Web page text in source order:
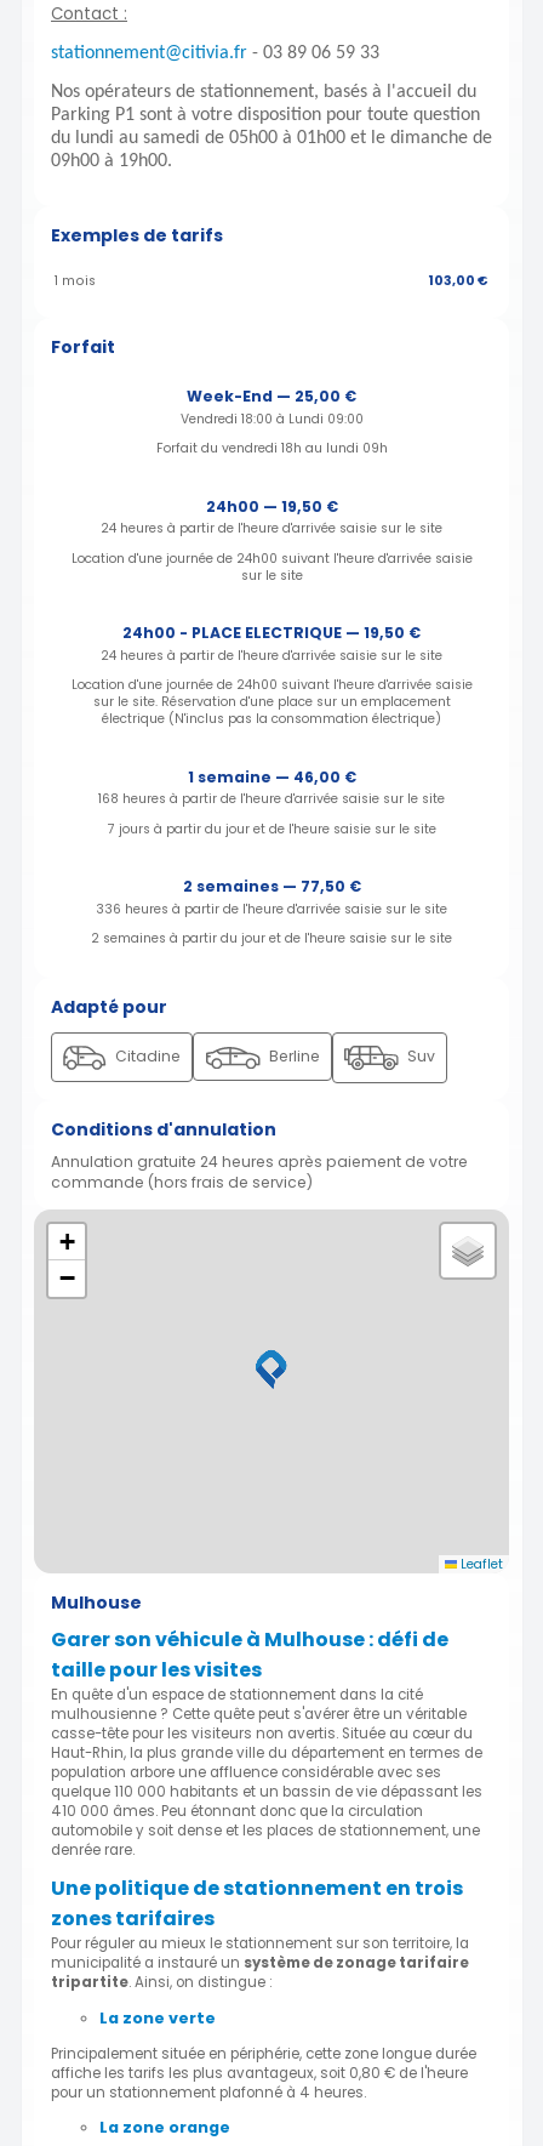
Contact :
stationnement@citivia.fr - 03 89 06 59 33
Nos opérateurs de stationnement, basés à l'accueil du
Parking P1 sont à votre disposition pour toute question
du lundi au samedi de 05h00 à 01h00 et le dimanche de
09h00 à 19h00.
Exemples de tarifs
1 mois 103,00 €
Forfait
Week-End — 25,00 €
Vendredi 18:00 à Lundi 09:00
Forfait du vendredi 18h au lundi 09h
24h00 — 19,50 €
24 heures à partir de l'heure d'arrivée saisie sur le site
Location d'une journée de 24h00 suivant l'heure d'arrivée saisie
sur le site
24h00 - PLACE ELECTRIQUE — 19,50 €
24 heures à partir de l'heure d'arrivée saisie sur le site
Location d'une journée de 24h00 suivant l'heure d'arrivée saisie
sur le site. Réservation d'une place sur un emplacement
électrique (N'inclus pas la consommation électrique)
1 semaine — 46,00 €
168 heures à partir de l'heure d'arrivée saisie sur le site
7 jours à partir du jour et de l'heure saisie sur le site
2 semaines — 77,50 €
336 heures à partir de l'heure d'arrivée saisie sur le site
2 semaines à partir du jour et de l'heure saisie sur le site
Adapté pour
Citadine Berline Suv
Conditions d'annulation
Annulation gratuite 24 heures après paiement de votre
commande (hors frais de service)
+
−
Leaflet
Mulhouse
Garer son véhicule à Mulhouse : défi de
taille pour les visites
En quête d'un espace de stationnement dans la cité
mulhousienne ? Cette quête peut s'avérer être un véritable
casse-tête pour les visiteurs non avertis. Située au cœur du
Haut-Rhin, la plus grande ville du département en termes de
population arbore une affluence considérable avec ses
quelque 110 000 habitants et un bassin de vie dépassant les
410 000 âmes. Peu étonnant donc que la circulation
automobile y soit dense et les places de stationnement, une
denrée rare.
Une politique de stationnement en trois
zones tarifaires
Pour réguler au mieux le stationnement sur son territoire, la
municipalité a instauré un système de zonage tarifaire
tripartite. Ainsi, on distingue :
La zone verte
Principalement située en périphérie, cette zone longue durée
affiche les tarifs les plus avantageux, soit 0,80 € de l'heure
pour un stationnement plafonné à 4 heures.
La zone orange